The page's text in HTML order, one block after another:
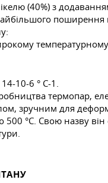
(40%) з
температурному
10-6 ° C-1.
термопар,
зручним для
°C. Свою назву